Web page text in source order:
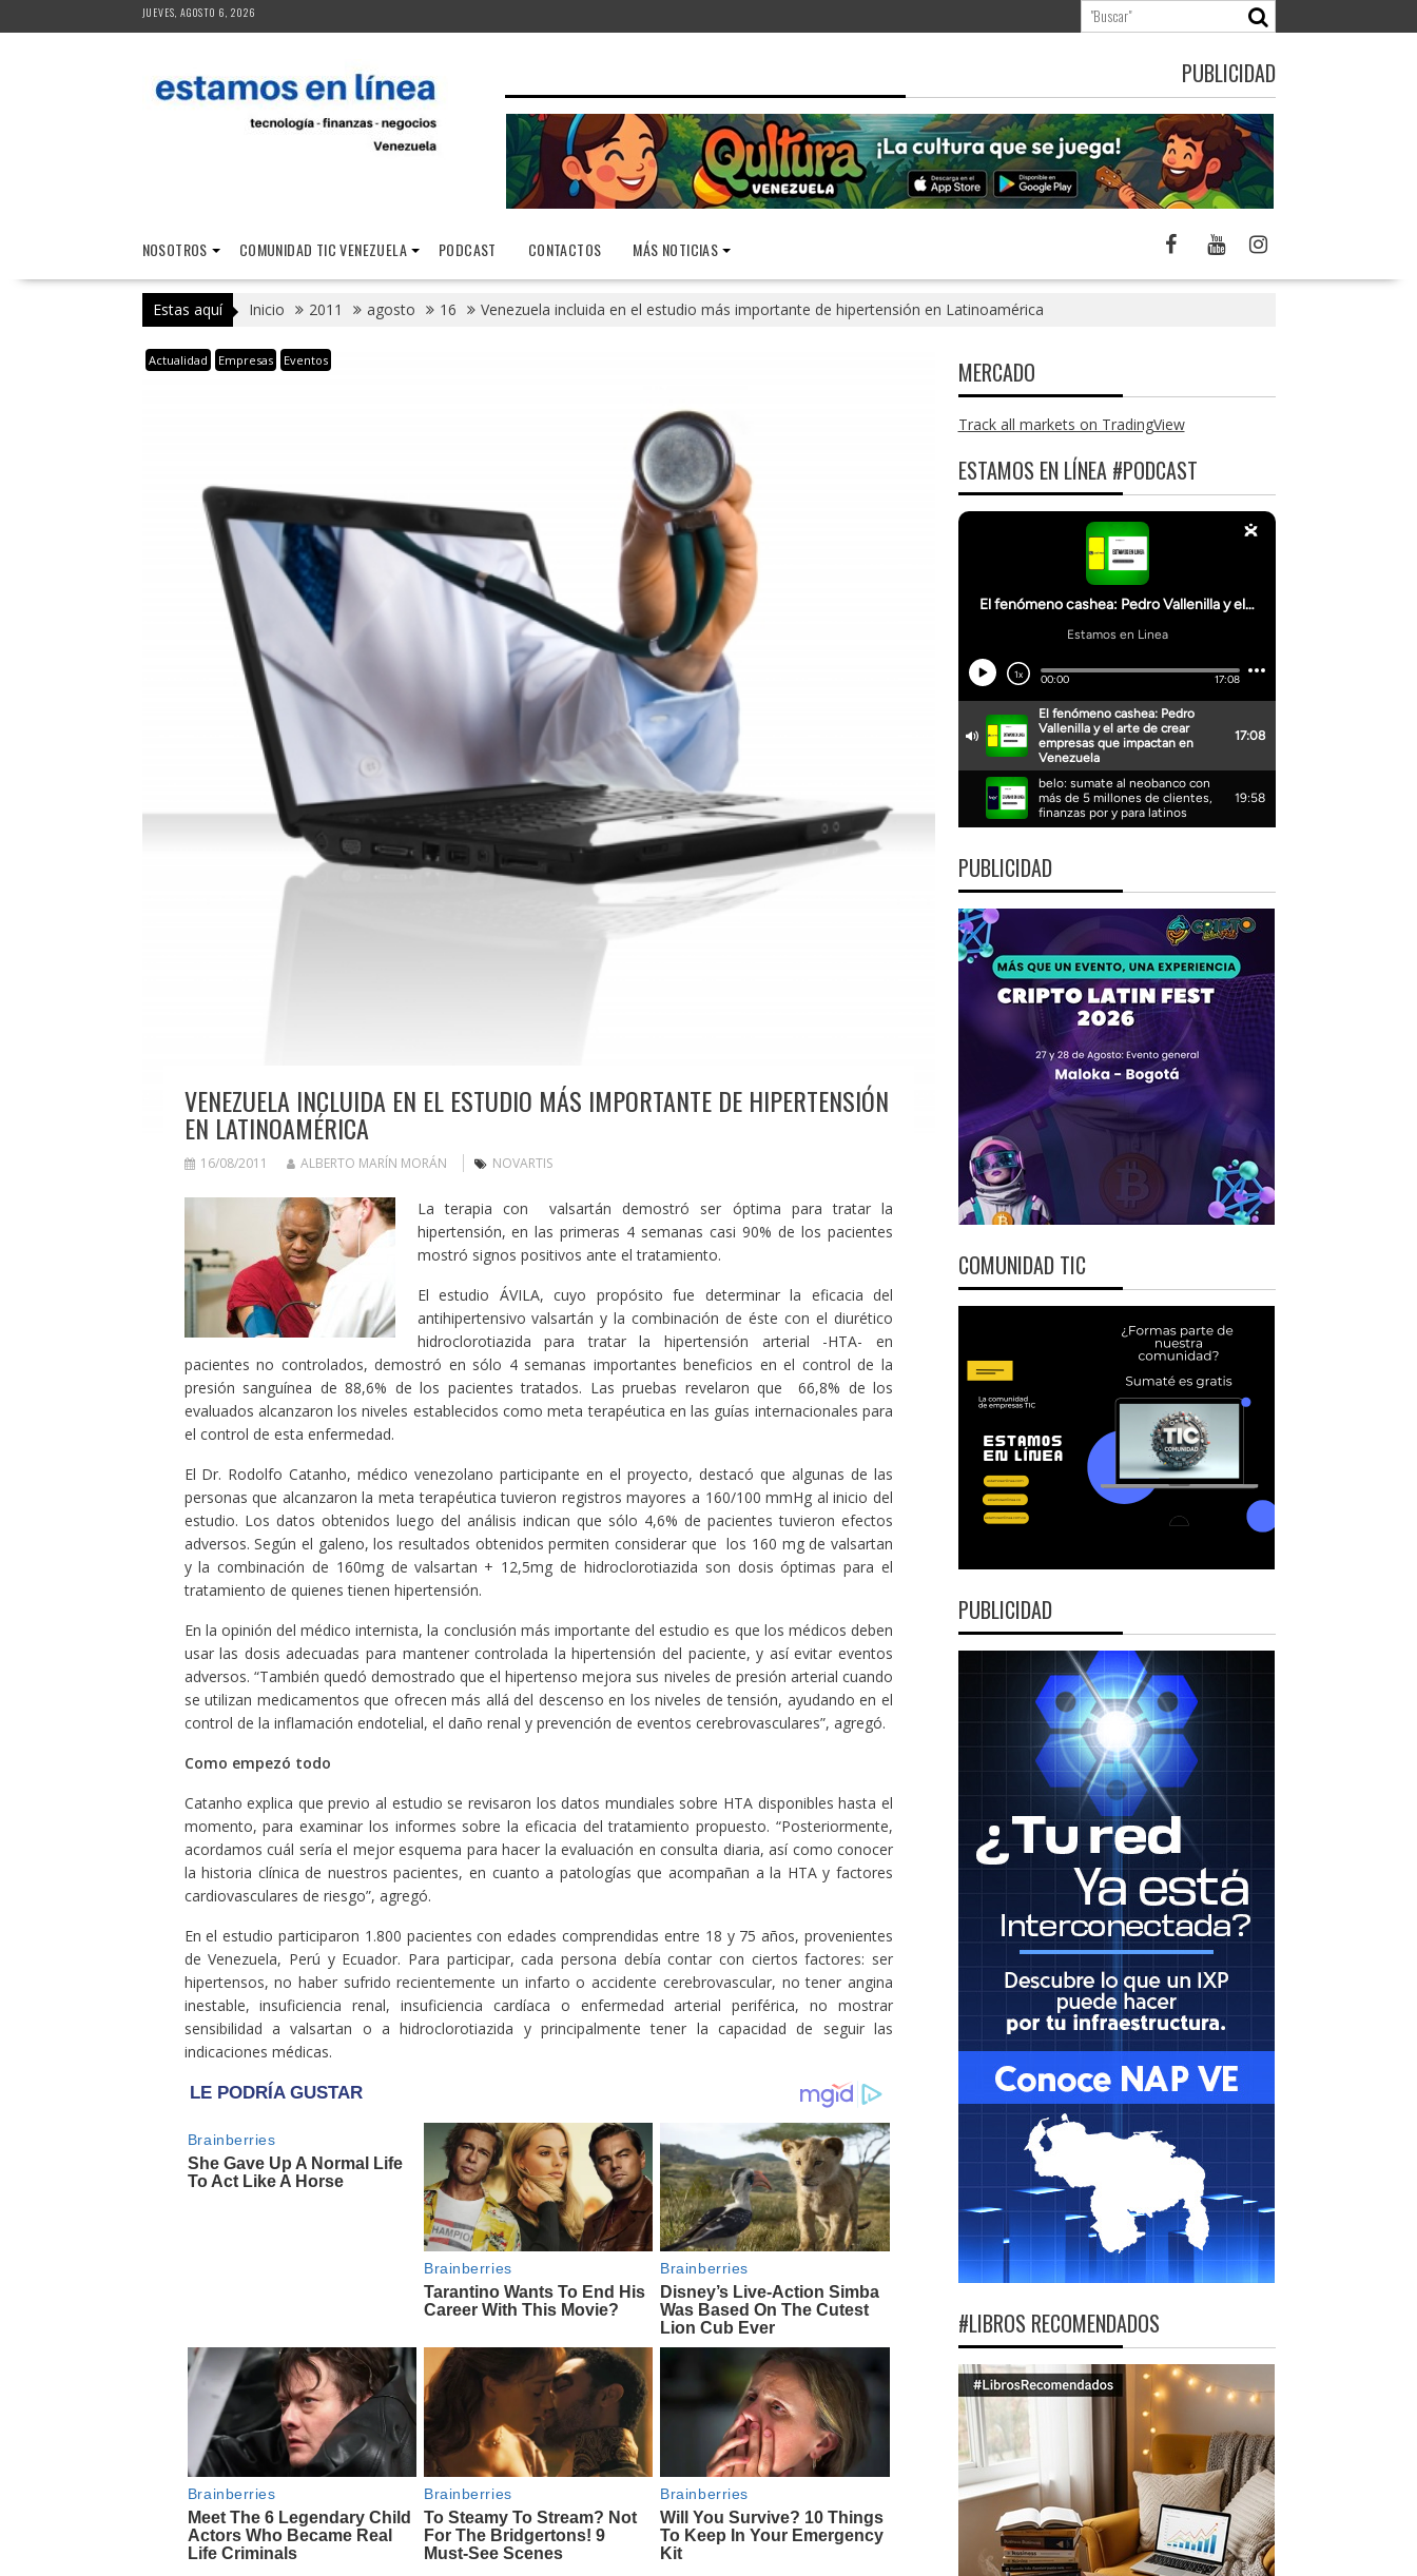
al
JUEVES, AGOSTO 6, 2026
PUBLICIDAD
NOSOTROS COMUNIDAD TIC VENEZUELA PODCAST CONTACTOS MÁS NOTICIAS
Estas aquí Inicio 2011 agosto 16 Venezuela incluida en el estudio más importante de hipertensión en Latinoamérica
Actualidad Empresas Eventos
VENEZUELA INCLUIDA EN EL ESTUDIO MÁS IMPORTANTE DE HIPERTENSIÓN
EN LATINOAMÉRICA
16/08/2011 ALBERTO MARÍN MORÁN NOVARTIS
La terapia con valsartán demostró ser óptima para tratar la
hipertensión, en las primeras 4 semanas casi 90% de los pacientes
mostró signos positivos ante el tratamiento.
El estudio ÁVILA, cuyo propósito fue determinar la eficacia del
antihipertensivo valsartán y la combinación de éste con el diurético
hidroclorotiazida para tratar la hipertensión arterial -HTA- en
pacientes no controlados, demostró en sólo 4 semanas importantes beneficios en el control de la
presión sanguínea de 88,6% de los pacientes tratados. Las pruebas revelaron que 66,8% de los
evaluados alcanzaron los niveles establecidos como meta terapéutica en las guías internacionales para
el control de esta enfermedad.
El Dr. Rodolfo Catanho, médico venezolano participante en el proyecto, destacó que algunas de las
personas que alcanzaron la meta terapéutica tuvieron registros mayores a 160/100 mmHg al inicio del
estudio. Los datos obtenidos luego del análisis indican que sólo 4,6% de pacientes tuvieron efectos
adversos. Según el galeno, los resultados obtenidos permiten considerar que los 160 mg de valsartan
y la combinación de 160mg de valsartan + 12,5mg de hidroclorotiazida son dosis óptimas para el
tratamiento de quienes tienen hipertensión.
En la opinión del médico internista, la conclusión más importante del estudio es que los médicos deben
usar las dosis adecuadas para mantener controlada la hipertensión del paciente, y así evitar eventos
adversos. “También quedó demostrado que el hipertenso mejora sus niveles de presión arterial cuando
se utilizan medicamentos que ofrecen más allá del descenso en los niveles de tensión, ayudando en el
control de la inflamación endotelial, el daño renal y prevención de eventos cerebrovasculares”, agregó.
Como empezó todo
Catanho explica que previo al estudio se revisaron los datos mundiales sobre HTA disponibles hasta el
momento, para examinar los informes sobre la eficacia del tratamiento propuesto. “Posteriormente,
acordamos cuál sería el mejor esquema para hacer la evaluación en consulta diaria, así como conocer
la historia clínica de nuestros pacientes, en cuanto a patologías que acompañan a la HTA y factores
cardiovasculares de riesgo”, agregó.
En el estudio participaron 1.800 pacientes con edades comprendidas entre 18 y 75 años, provenientes
de Venezuela, Perú y Ecuador. Para participar, cada persona debía contar con ciertos factores: ser
hipertensos, no haber sufrido recientemente un infarto o accidente cerebrovascular, no tener angina
inestable, insuficiencia renal, insuficiencia cardíaca o enfermedad arterial periférica, no mostrar
sensibilidad a valsartan o a hidroclorotiazida y principalmente tener la capacidad de seguir las
indicaciones médicas.
MERCADO
Track all markets on TradingView
ESTAMOS EN LÍNEA #PODCAST
PUBLICIDAD
COMUNIDAD TIC
PUBLICIDAD
#LIBROS RECOMENDADOS